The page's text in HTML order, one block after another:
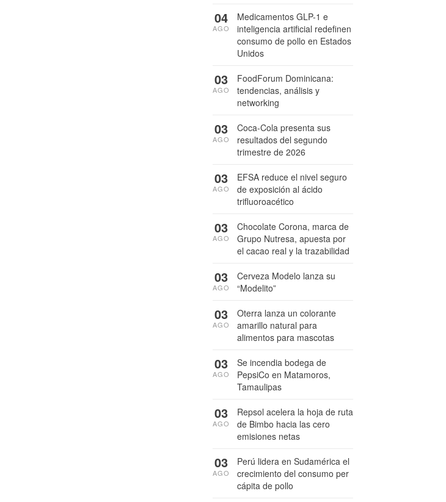
Medicamentos GLP-1 e
inteligencia artificial redefinen
consumo de pollo en Estados
Unidos
04
AGO
FoodForum Dominicana:
tendencias, análisis y
networking
03
AGO
Coca-Cola presenta sus
resultados del segundo
trimestre de 2026
03
AGO
EFSA reduce el nivel seguro
de exposición al ácido
trifluoroacético
03
AGO
Chocolate Corona, marca de
Grupo Nutresa, apuesta por
el cacao real y la trazabilidad
03
AGO
Cerveza Modelo lanza su
“Modelito”
03
AGO
Oterra lanza un colorante
amarillo natural para
alimentos para mascotas
03
AGO
Se incendia bodega de
PepsiCo en Matamoros,
Tamaulipas
03
AGO
Repsol acelera la hoja de ruta
de Bimbo hacia las cero
emisiones netas
03
AGO
Perú lidera en Sudamérica el
crecimiento del consumo per
cápita de pollo
03
AGO